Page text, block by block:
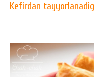
Kefirdan